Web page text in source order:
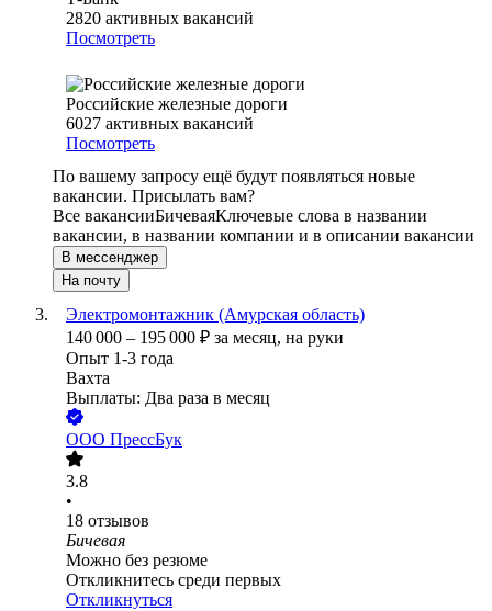
2820 активных вакансий
Посмотреть
Российские железные дороги
6027 активных вакансий
Посмотреть
По вашему запросу ещё будут появляться новые
вакансии. Присылать вам?
Все вакансииБичеваяКлючевые слова в названии
вакансии, в названии компании и в описании вакансии
В мессенджер
На почту
Электромонтажник (Амурская область)
140 000 – 195 000 ₽ за месяц, на руки
Опыт 1-3 года
Вахта
Выплаты: Два раза в месяц
ООО ПрессБук
3.8
•
18 отзывов
Бичевая
Можно без резюме
Откликнитесь среди первых
Откликнуться